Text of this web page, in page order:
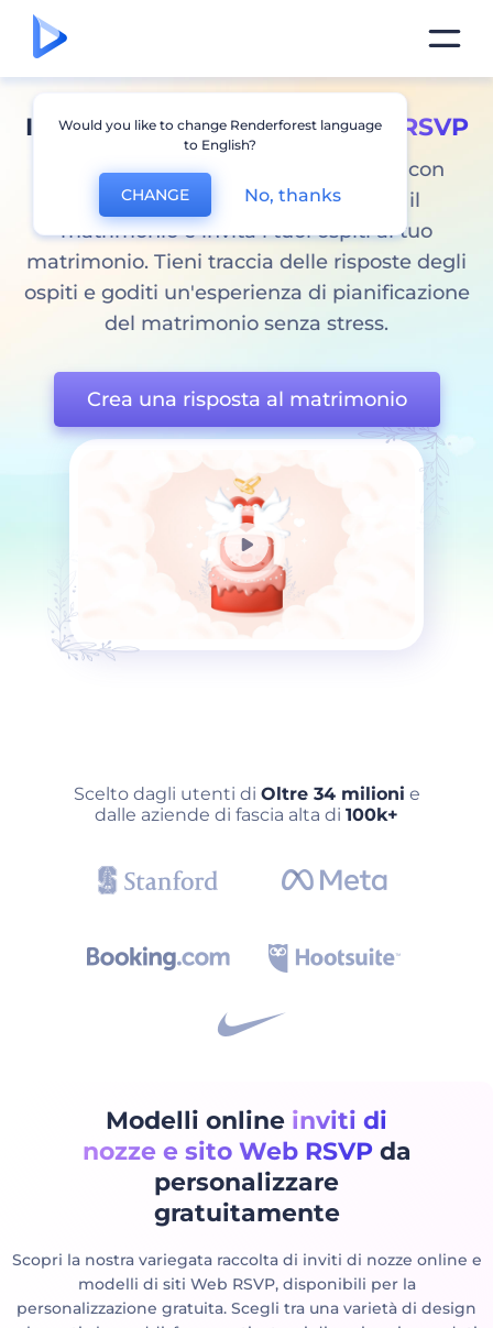
Invia i tuoi inviti di nozzecon RSVP
Crea facilmente i tuoi inviti di nozze con
RSVP. Crea un sito web RSVP per il
matrimonio e invita i tuoi ospiti al tuo
matrimonio. Tieni traccia delle risposte degli
ospiti e goditi un'esperienza di pianificazione
del matrimonio senza stress.
Crea una risposta al matrimonio
Scelto dagli utenti di Oltre 34 milioni e
dalle aziende di fascia alta di 100k+
Modelli online inviti di
nozze e sito Web RSVPda
personalizzare
gratuitamente
Scopri la nostra variegata raccolta di inviti di nozze online e
modelli di siti Web RSVP, disponibili per la
personalizzazione gratuita. Scegli tra una varietà di design
Would you like to change Renderforest language
to English?
CHANGE No, thanks